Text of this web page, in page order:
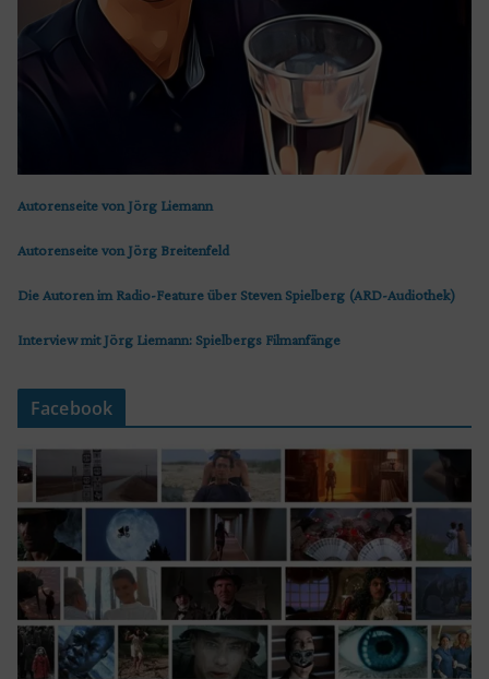
Autorenseite von Jörg Liemann
Autorenseite von Jörg Breitenfeld
Die Autoren im Radio-Feature über Steven Spielberg (ARD-Audiothek)
Interview mit Jörg Liemann: Spielbergs Filmanfänge
Facebook